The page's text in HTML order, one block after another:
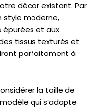
décor existant. Par
style moderne,
épurées et aux
tissus texturés et
parfaitement à
la taille de
qui s’adapte